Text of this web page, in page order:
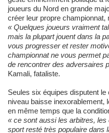
joueurs du Nord en grande
créer leur propre championnat,
« Quelques joueurs vraiment
mais la plupart jouent dans la
vous progresser et rester
championnat ne vous permet
de rencontrer des adversaires
Kamali, fataliste.
Seules six équipes disputent
niveau baisse inexorablement,
en même temps que la
« ce sont aussi les arbitres,
sport resté très populaire dans